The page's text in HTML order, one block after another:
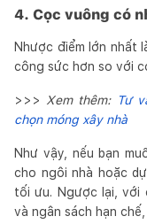
4. Cọc vuông có
Nhược điểm lớn nhất
công sức hơn so với
>>> Xem thêm: Tư
chọn móng xây nhà
Như vậy, nếu bạn
cho ngôi nhà hoặc
tối ưu. Ngược lại,
và ngân sách hạn